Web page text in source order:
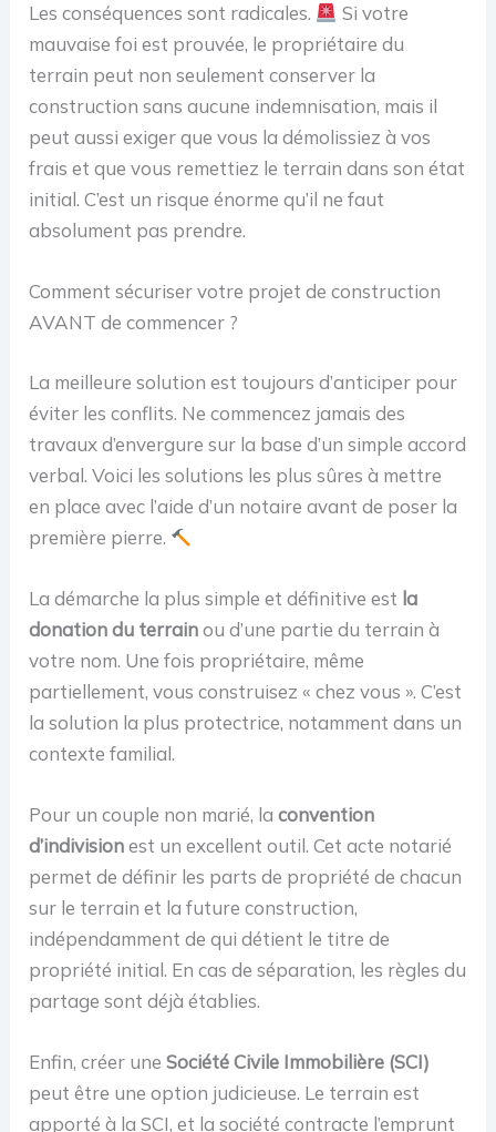
Les conséquences sont radicales.
Si votre
mauvaise foi est prouvée, le propriétaire du
terrain peut non seulement conserver la
construction sans aucune indemnisation, mais il
peut aussi exiger que vous la démolissiez à vos
frais et que vous remettiez le terrain dans son état
initial. C’est un risque énorme qu’il ne faut
absolument pas prendre.
Comment sécuriser votre projet de construction
AVANT de commencer ?
La meilleure solution est toujours d’anticiper pour
éviter les conflits. Ne commencez jamais des
travaux d’envergure sur la base d’un simple accord
verbal. Voici les solutions les plus sûres à mettre
en place avec l’aide d’un notaire avant de poser la
première pierre.
La démarche la plus simple et définitive est la
donation du terrainou d’une partie du terrain à
votre nom. Une fois propriétaire, même
partiellement, vous construisez « chez vous ». C’est
la solution la plus protectrice, notamment dans un
contexte familial.
Pour un couple non marié, laconvention
d’indivisionest un excellent outil. Cet acte notarié
permet de définir les parts de propriété de chacun
sur le terrain et la future construction,
indépendamment de qui détient le titre de
propriété initial. En cas de séparation, les règles du
partage sont déjà établies.
Enfin, créer uneSociété Civile Immobilière (SCI)
peut être une option judicieuse. Le terrain est
apporté à la SCI, et la société contracte l’emprunt